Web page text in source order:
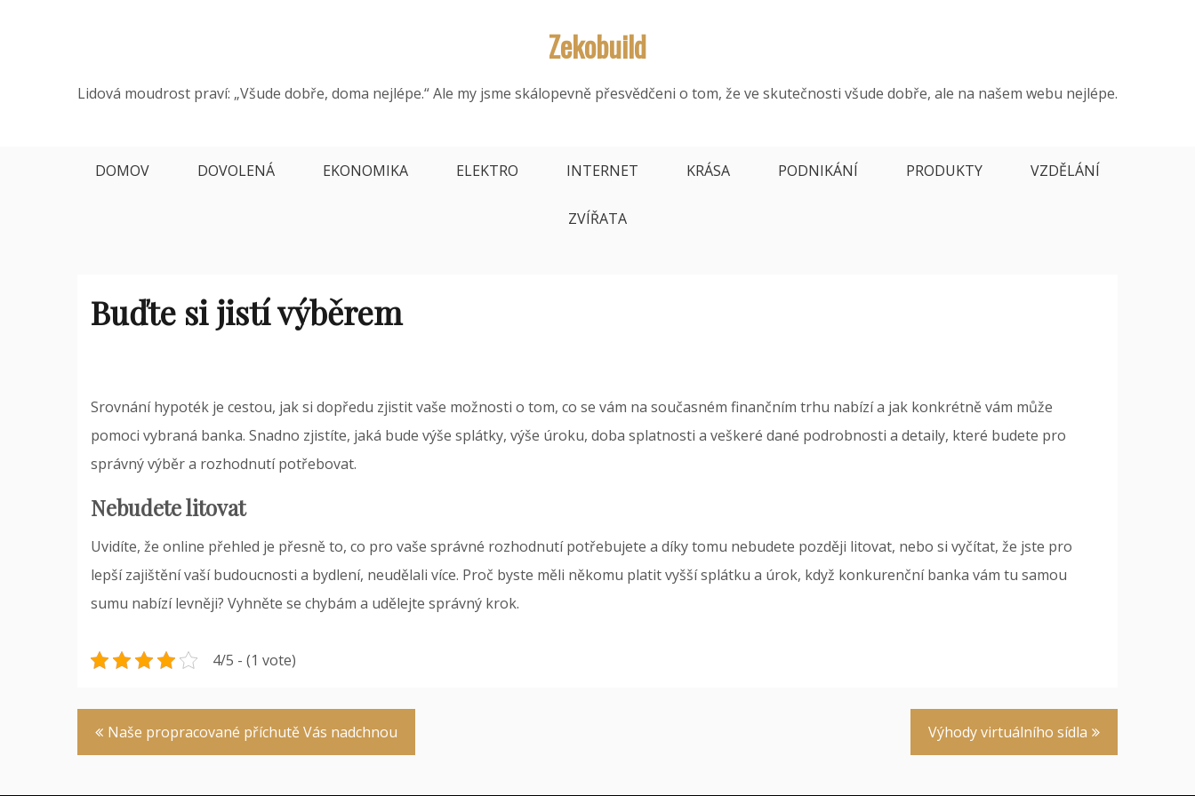
Zekobuild
Lidová moudrost praví: „Všude dobře, doma nejlépe.“ Ale my jsme skálopevně přesvědčeni o tom, že ve skutečnosti všude dobře, ale na našem webu nejlépe.
DOMOV DOVOLENÁ EKONOMIKA ELEKTRO INTERNET KRÁSA PODNIKÁNÍ PRODUKTY VZDĚLÁNÍ
ZVÍŘATA
Buďte si jistí výběrem
Srovnání hypoték je cestou, jak si dopředu zjistit vaše možnosti o tom, co se vám na současném finančním trhu nabízí a jak konkrétně vám může
pomoci vybraná banka. Snadno zjistíte, jaká bude výše splátky, výše úroku, doba splatnosti a veškeré dané podrobnosti a detaily, které budete pro
správný výběr a rozhodnutí potřebovat.
Nebudete litovat
Uvidíte, že online přehled je přesně to, co pro vaše správné rozhodnutí potřebujete a díky tomu nebudete později litovat, nebo si vyčítat, že jste pro
lepší zajištění vaší budoucnosti a bydlení, neudělali více. Proč byste měli někomu platit vyšší splátku a úrok, když konkurenční banka vám tu samou
sumu nabízí levněji? Vyhněte se chybám a udělejte správný krok.
4/5 - (1 vote)
Navigace
pro
příspěvek
Naše propracované příchutě Vás nadchnou Výhody virtuálního sídla